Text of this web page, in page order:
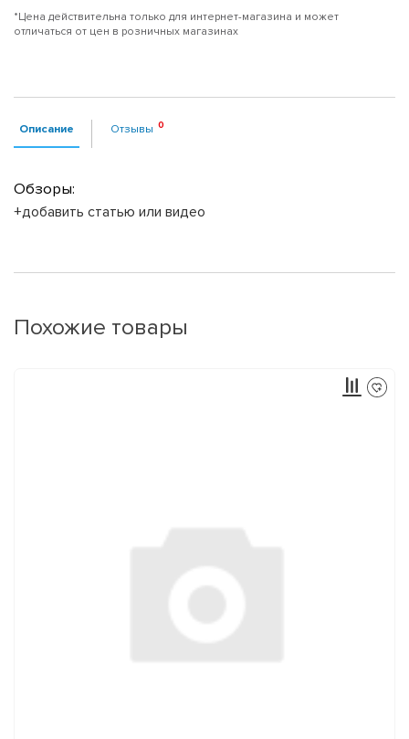
*Цена действительна только для интернет-магазина и может
отличаться от цен в розничных магазинах
Описание Отзывы
Обзоры:
+добавить статью или видео
Похожие товары